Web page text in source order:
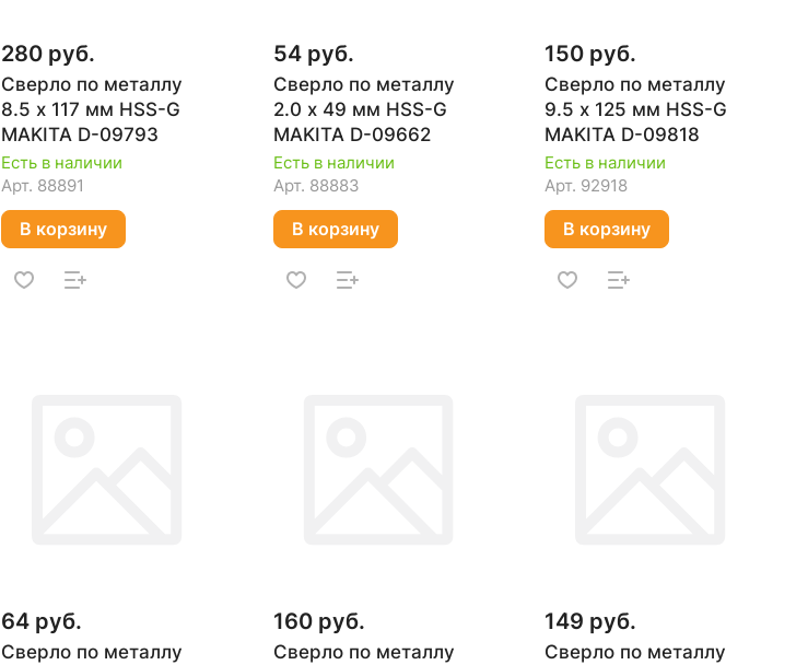
280 руб.
Сверло по металлу
8.5 х 117 мм HSS-G
MAKITA D-09793
Есть в наличии
Арт. 88891
В корзину
54 руб.
Сверло по металлу
2.0 х 49 мм HSS-G
MAKITA D-09662
Есть в наличии
Арт. 88883
В корзину
150 руб.
Сверло по металлу
9.5 х 125 мм HSS-G
MAKITA D-09818
Есть в наличии
Арт. 92918
В корзину
64 руб.
Сверло по металлу
160 руб.
Сверло по металлу
149 руб.
Сверло по металлу